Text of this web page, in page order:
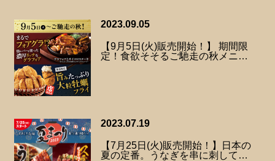
2023.09.05
【9月5日(火)販売開始！】 期間限
定！食欲そそるご馳走の秋メニ…
2023.07.19
【7月25日(火)販売開始！】日本の
夏の定番。うなぎを串に刺して…